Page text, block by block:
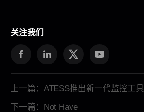
关注我们
上一篇：ATESS推出新一代监控工具
下一篇：Not Have